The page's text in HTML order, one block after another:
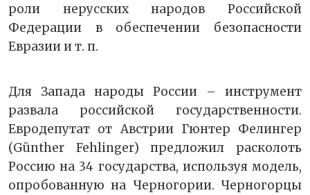
роли нерусских народов Российской
Федерации в обеспечении безопасности
Евразии и т. п.
Для Запада народы России – инструмент
развала российской государственности.
Евродепутат от Австрии Гюнтер Фелингер
(Günther Fehlinger) предложил расколоть
Россию на 34 государства, используя модель,
опробованную на Черногории. Черногорцы